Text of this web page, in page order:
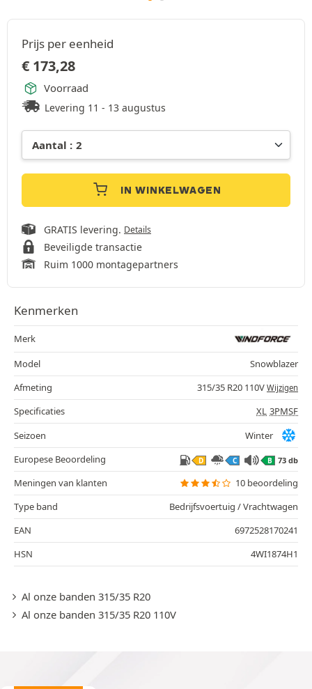
Prijs per eenheid
€ 173,28
Voorraad
Levering 11 - 13 augustus
IN WINKELWAGEN
GRATIS levering. Details
Beveiligde transactie
Ruim 1000 montagepartners
Kenmerken
Merk
Model
Snowblazer
Afmeting
315/35 R20 110V Wijzigen
Specificaties XL 3PMSF
Seizoen
Winter
Europese Beoordeling
D C B 73 db
Meningen van klanten
10 beoordeling
Type band
Bedrijfsvoertuig / Vrachtwagen
EAN
6972528170241
HSN
4WI1874H1
Al onze banden 315/35 R20
Al onze banden 315/35 R20 110V